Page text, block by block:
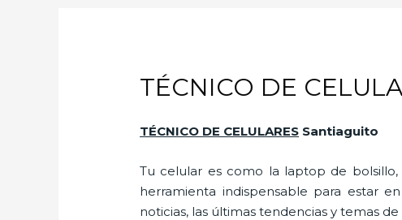
TÉCNICO DE
TÉCNICO DE CELULARES Santiaguito
Tu celular es como la laptop de
herramienta indispensable para estar
noticias, las últimas tendencias y temas de